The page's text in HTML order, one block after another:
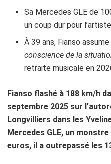
Sa Mercedes GLE de
un coup dur pour
À 39 ans, Fianso
conscience de la
retraite musicale en
Fianso flashé à 188 km/h
septembre 2025 sur
Longvilliers dans les
Mercedes GLE, un
euros, il a outrepassé les